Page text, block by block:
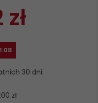
zł
30 dni:
zł